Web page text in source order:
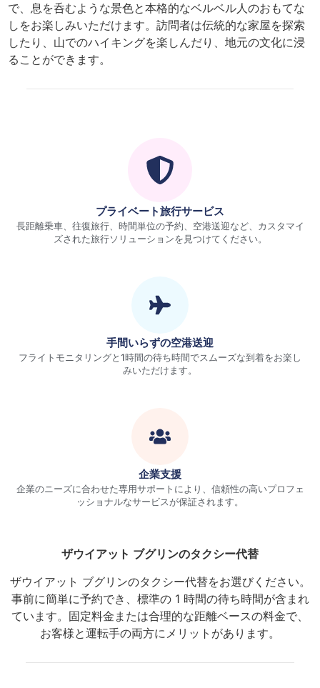
で、息を呑むような景色と本格的なベルベル人のおもてな
しをお楽しみいただけます。訪問者は伝統的な家屋を探索
したり、山でのハイキングを楽しんだり、地元の文化に浸
ることができます。
プライベート旅行サービス
長距離乗車、往復旅行、時間単位の予約、空港送迎など、カスタマイ
ズされた旅行ソリューションを見つけてください。
手間いらずの空港送迎
フライトモニタリングと1時間の待ち時間でスムーズな到着をお楽し
みいただけます。
企業支援
企業のニーズに合わせた専用サポートにより、信頼性の高いプロフェ
ッショナルなサービスが保証されます。
ザウイアット ブグリンのタクシー代替
ザウイアット ブグリンのタクシー代替をお選びください。
事前に簡単に予約でき、標準の 1 時間の待ち時間が含まれ
ています。固定料金または合理的な距離ベースの料金で、
お客様と運転手の両方にメリットがあります。